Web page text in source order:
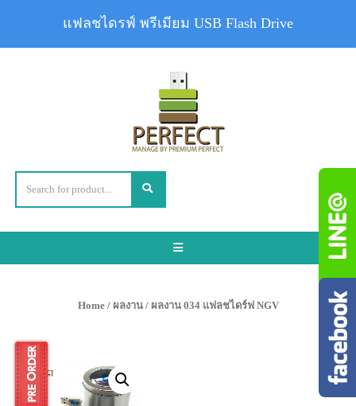
Toggle
Home/ ผลงาน/ ผลงาน 034 แฟลชไดร์ฟ NGV
แฟลชไดรฟ์ พรีเมียม USB Flash Drive